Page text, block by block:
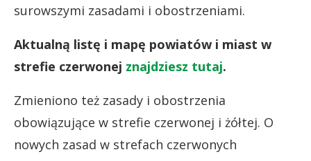
surowszymi zasadami i obostrzeniami.
Aktualną listę i mapę powiatów i miast w
strefie czerwonej znajdziesz tutaj.
Zmieniono też zasady i obostrzenia
obowiązujące w strefie czerwonej i żółtej. O
nowych zasad w strefach czerwonych